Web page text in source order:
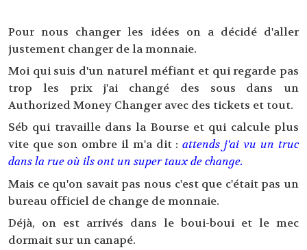
Pour nous changer les idées on a décidé d'aller
justement changer de la monnaie.
Moi qui suis d'un naturel méfiant et qui regarde pas
trop les prix j'ai changé des sous dans un
Authorized Money Changer avec des tickets et tout.
Séb qui travaille dans la Bourse et qui calcule plus
vite que son ombre il m'a dit :attends j'ai vu un truc
dans la rue où ils ont un super taux de change.
Mais ce qu'on savait pas nous c'est que c'était pas un
bureau officiel de change de monnaie.
Déjà, on est arrivés dans le boui-boui et le mec
dormait sur un canapé.